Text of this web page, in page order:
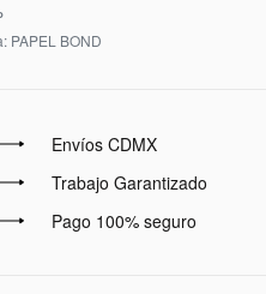
PAPEL BOND
Envíos CDMX
Trabajo Garantizado
Pago 100% seguro